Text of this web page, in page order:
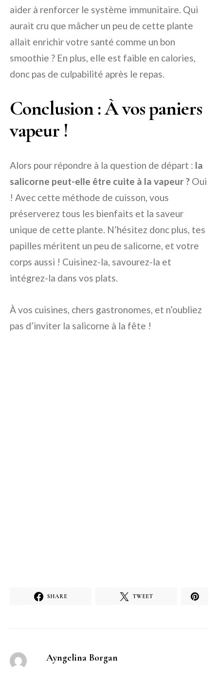
aider à renforcer le système immunitaire. Qui
aurait cru que mâcher un peu de cette plante
allait enrichir votre santé comme un bon
smoothie ? En plus, elle est faible en calories,
donc pas de culpabilité après le repas.
Conclusion : À vos paniers
vapeur !
Alors pour répondre à la question de départ : la
salicorne peut-elle être cuite à la vapeur ? Oui
! Avec cette méthode de cuisson, vous
préserverez tous les bienfaits et la saveur
unique de cette plante. N’hésitez donc plus, tes
papilles méritent un peu de salicorne, et votre
corps aussi ! Cuisinez-la, savourez-la et
intégrez-la dans vos plats.
À vos cuisines, chers gastronomes, et n’oubliez
pas d’inviter la salicorne à la fête !
SHARE TWEET
Ayngelina Borgan